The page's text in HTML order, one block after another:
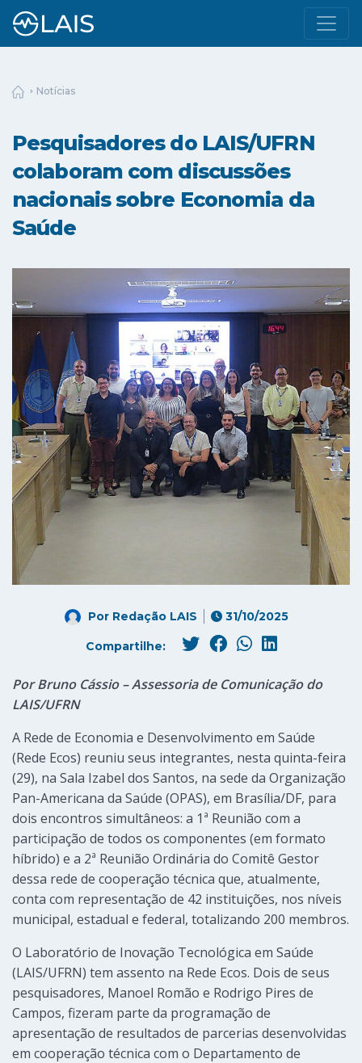
Notícias
Pesquisadores do LAIS/UFRN
colaboram com discussões
nacionais sobre Economia da
Saúde
Por Redação LAIS 31/10/2025
Compartilhe:
Por Bruno Cássio – Assessoria de Comunicação do
LAIS/UFRN
A Rede de Economia e Desenvolvimento em Saúde
(Rede Ecos) reuniu seus integrantes, nesta quinta-feira
(29), na Sala Izabel dos Santos, na sede da Organização
Pan-Americana da Saúde (OPAS), em Brasília/DF, para
dois encontros simultâneos: a 1ª Reunião com a
participação de todos os componentes (em formato
híbrido) e a 2ª Reunião Ordinária do Comitê Gestor
dessa rede de cooperação técnica que, atualmente,
conta com representação de 42 instituições, nos níveis
municipal, estadual e federal, totalizando 200 membros.
O Laboratório de Inovação Tecnológica em Saúde
(LAIS/UFRN) tem assento na Rede Ecos. Dois de seus
pesquisadores, Manoel Romão e Rodrigo Pires de
Campos, fizeram parte da programação de
apresentação de resultados de parcerias desenvolvidas
em cooperação técnica com o Departamento de